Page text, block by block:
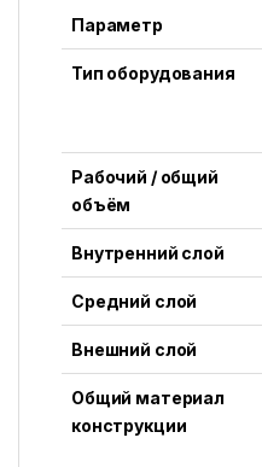
Параметр
Тип оборудования
Рабочий / общий
объём
Внутренний слой
Средний слой
Внешний слой
Общий материал
конструкции